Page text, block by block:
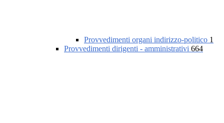
Provvedimenti organi indirizzo-politico 1
Provvedimenti dirigenti - amministrativi 664